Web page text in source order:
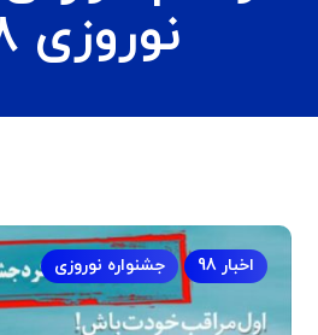
نوروزی ۱۳۹۸
اخبار 98 جشنواره نوروزی